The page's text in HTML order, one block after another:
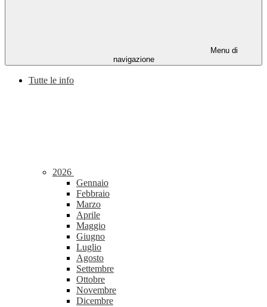
Menu di
navigazione
Tutte le info
2026
Gennaio
Febbraio
Marzo
Aprile
Maggio
Giugno
Luglio
Agosto
Settembre
Ottobre
Novembre
Dicembre